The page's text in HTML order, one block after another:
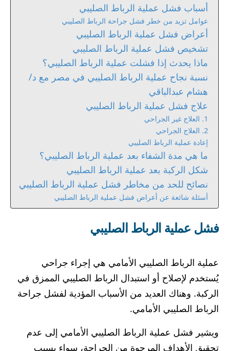
أسباب فشل عملية الرباط الصليبي
عوامل تزيد من خطر فشل جراحة الرباط الصليبي
أعراض فشل عملية الرباط الصليبي
تشخيص فشل عملية الرباط الصليبي
ماذا يحدث إذا فشلت عملية الرباط الصليبي؟
نسبة نجاح عملية الرباط الصليبي في مصر مع د/
هشام عبدالباقي
علاج فشل عملية الرباط الصليبي
1. العلاج غير الجراحي
2. العلاج الجراحي
إعادة عملية الرباط الصليبي
ما هي مدة الشفاء بعد عملية الرباط الصليبي؟
شكل الركبة بعد عملية الرباط الصليبي
نصائح للحد من مخاطر فشل عملية الرباط الصليبي
أسئلة شائعة عن أعراض فشل عملية الرباط الصليبي
فشل عملية الرباط الصليبي
عملية الرباط الصليبي الأمامي هي إجراء جراحي
يُستخدم لإصلاح أو استبدال الرباط الصليبي الممزق في
الركبة. وهناك العديد من الأسباب المؤدية لفشل جراحة
الرباط الصليبي الأمامي.
ويشير فشل عملية الرباط الصليبي الأمامي إلى عدم
تحقيق الأهداف المرجوة من الجراحة، سواء بسبب